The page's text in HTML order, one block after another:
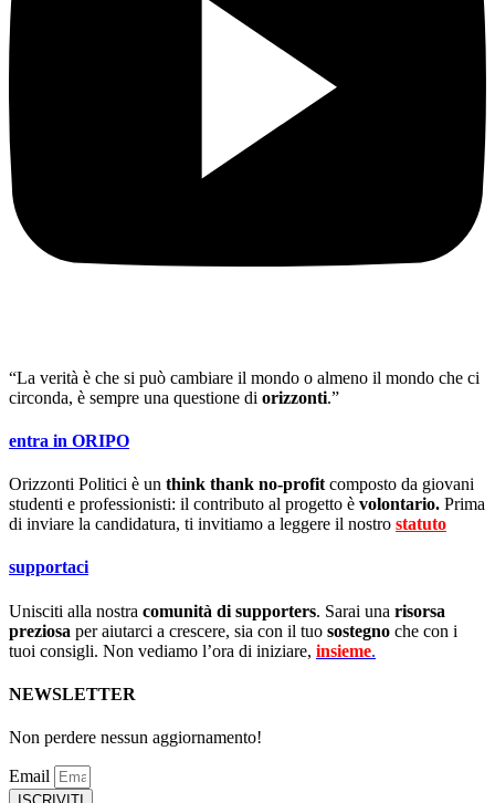
“La verità è che si può cambiare il mondo o almeno il mondo che ci
circonda, è sempre una questione di orizzonti.”
entra in ORIPO
Orizzonti Politici è un think thank no-profit composto da giovani
studenti e professionisti: il contributo al progetto è volontario. Prima
di inviare la candidatura, ti invitiamo a leggere il nostro statuto
supportaci
Unisciti alla nostra comunità di supporters. Sarai una risorsa
preziosa per aiutarci a crescere, sia con il tuo sostegno che con i
tuoi consigli. Non vediamo l’ora di iniziare, insieme.
NEWSLETTER
Non perdere nessun aggiornamento!
Email